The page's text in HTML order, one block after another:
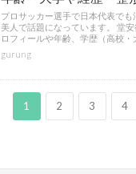
プロサッカー選手で日本代表で
美人で話題になっています。 堂
ロフィールや年齢、学歴（高校
gurung
1 2 3 4